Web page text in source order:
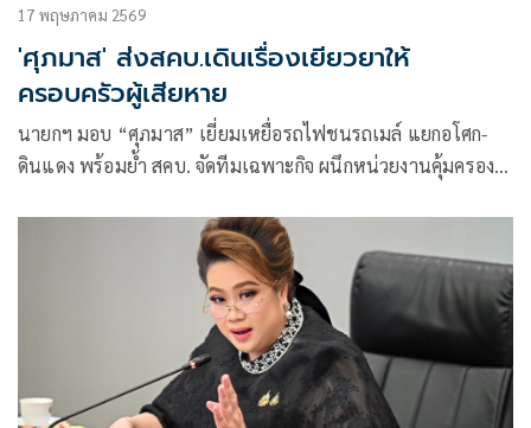
17 พฤษภาคม 2569
'ศุภมาส' ส่งสคบ.เดินเรื่องเยียวยาให้
ครอบครัวผู้เสียหาย
นายกฯ มอบ “ศุภมาส” เยี่ยมเหยื่อรถไฟชนรถเมล์ แยกอโศก-
ดินแดง พร้อมย้ำ สคบ. จัดทีมเฉพาะกิจ ผนึกหน่วยงานคุ้มครอง